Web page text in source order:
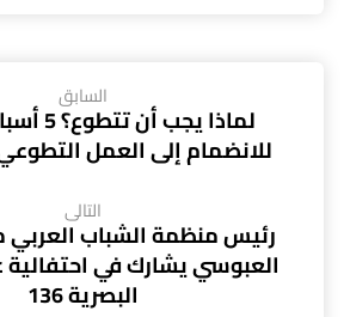
السابق
لماذا
للانضمام إلى العمل
التالى
رئيس منظمة الشباب
العبوسي يشارك في احتفالية
البصرية 136